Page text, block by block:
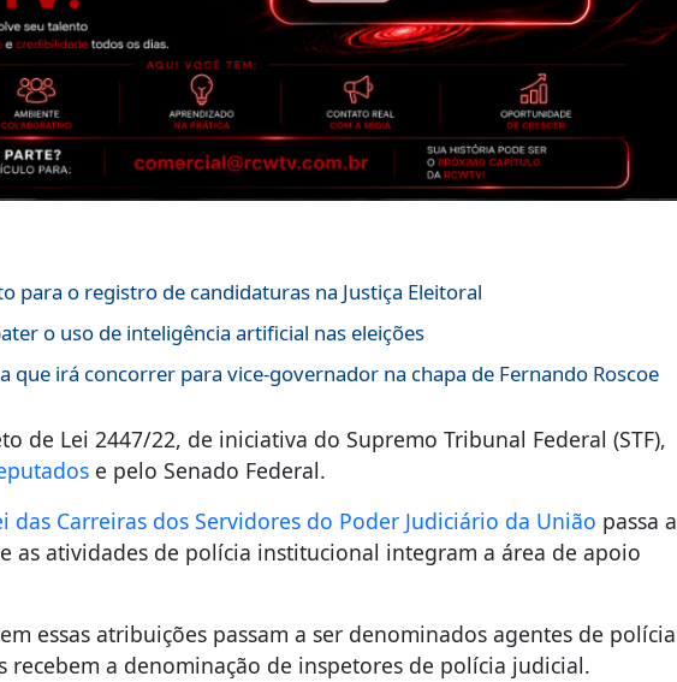
para o registro de candidaturas na Justiça Eleitoral
o uso de inteligência artificial nas eleições
que irá concorrer para vice-governador na chapa de Fernando Roscoe
de Lei 2447/22, de iniciativa do Supremo Tribunal Federal (STF),
e pelo Senado Federal.
das Carreiras dos Servidores do Poder Judiciário da União passa a
as atividades de polícia institucional integram a área de apoio
essas atribuições passam a ser denominados agentes de polícia
recebem a denominação de inspetores de polícia judicial.